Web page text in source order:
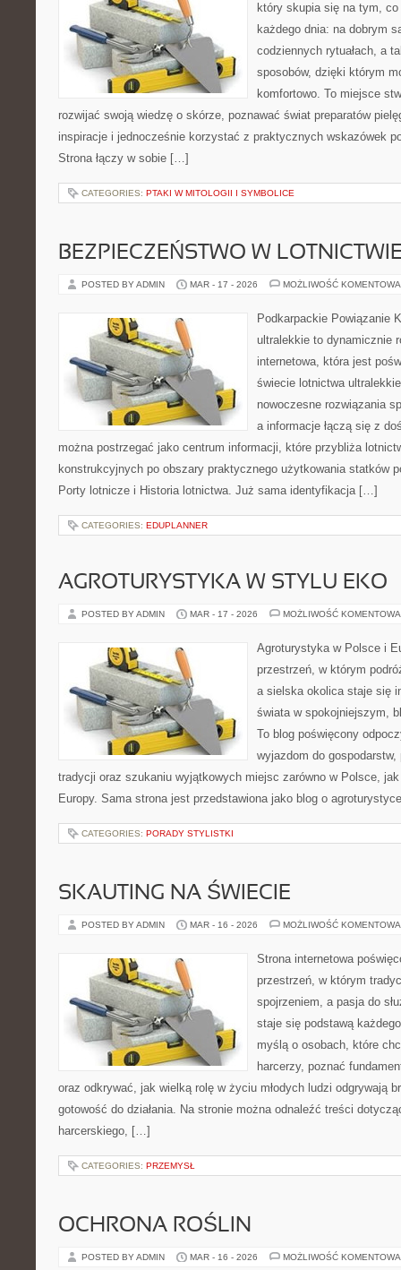
który skupia się na tym,
każdego dnia: na dobrym
codziennych rytuałach, a
sposobów, dzięki którym
komfortowo. To miejsce
rozwijać swoją wiedzę o skórze, poznawać świat preparatów
inspiracje i jednocześnie korzystać z praktycznych wskazówek
Strona łączy w sobie […]
CATEGORIES: PTAKI W MITOLOGII I SYMBOLICE
BEZPIECZEŃSTWO W
POSTED BY ADMIN MAR - 17 - 2026 MOŻLIWOŚĆ
Podkarpackie Powiązanie
ultralekkie to dynamicznie
internetowa, która jest
świecie lotnictwa
nowoczesne rozwiązania
a informacje łączą się z
można postrzegać jako centrum informacji, które przybliża
konstrukcyjnych po obszary praktycznego użytkowania statków
Porty lotnicze i Historia lotnictwa. Już sama identyfikacja […]
CATEGORIES: EDUPLANNER
AGROTURYSTYKA W STYLU EKO
POSTED BY ADMIN MAR - 17 - 2026 MOŻLIWOŚĆ
Agroturystyka w Polsce i
przestrzeń, w którym
a sielska okolica staje się
świata w spokojniejszym,
To blog poświęcony
wyjazdom do
tradycji oraz szukaniu wyjątkowych miejsc zarówno w Polsce,
Europy. Sama strona jest przedstawiona jako blog o
CATEGORIES: PORADY STYLISTKI
SKAUTING NA ŚWIECIE
POSTED BY ADMIN MAR - 16 - 2026 MOŻLIWOŚĆ
Strona internetowa
przestrzeń, w którym
spojrzeniem, a pasja do
staje się podstawą
myślą o osobach, które
harcerzy, poznać
oraz odkrywać, jak wielką rolę w życiu młodych ludzi odgrywają
gotowość do działania. Na stronie można odnaleźć treści
harcerskiego, […]
CATEGORIES: PRZEMYSŁ
OCHRONA ROŚLIN
POSTED BY ADMIN MAR - 16 - 2026 MOŻLIWOŚĆ